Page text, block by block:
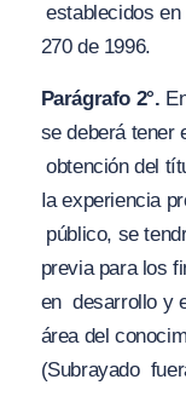
establecidos
270 de 1996.
Parágrafo 2°.
se deberá tener
obtención del
Ia experiencia
público, se
previa para los
en desarrollo y
área del
(Subrayado